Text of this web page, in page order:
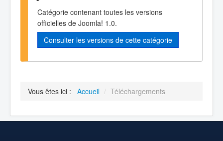
Catégorie contenant toutes les versions
officielles de Joomla! 1.0.
Consulter les versions de cette catégorie
Vous êtes ici : Accueil / Téléchargements